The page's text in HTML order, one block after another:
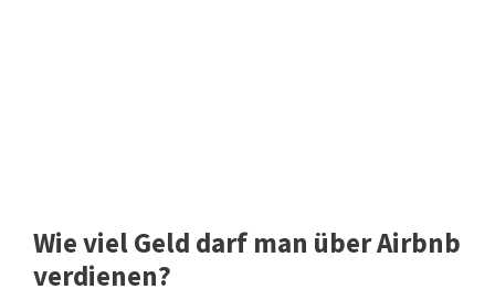
Wie viel Geld darf man über Airbnb
verdienen?